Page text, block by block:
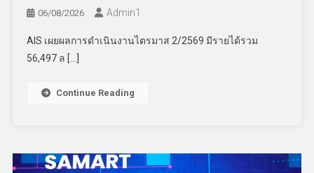
06/08/2026 Admin​1
AIS เผยผลการดำเนินงานไตรมาส 2/2569 มีรายได้รวม
56,497 ล […]
Continue Reading